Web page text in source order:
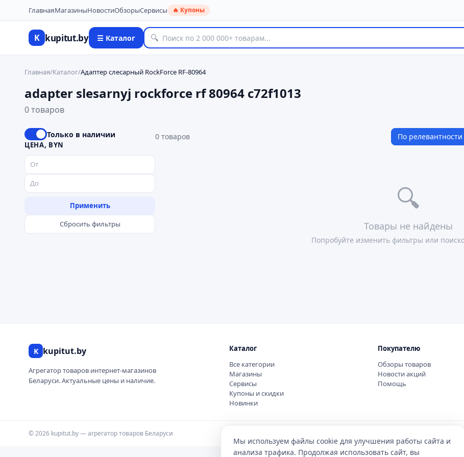
ГлавнаяМагазиныНовостиОбзорыСервисы 🔥 Купоны
K kupitut.by ☰ Каталог 🔍
Главная/Каталог/Адаптер слесарный RockForce RF-80964
adapter slesarnyj rockforce rf 80964 c72f1013
0 товаров
Только в наличии
ЦЕНА, BYN
Применить
Сбросить фильтры
0 товаров По релевантности
🔍
Товары не найдены
Попробуйте изменить фильтры или
K kupitut.by
Агрегатор товаров интернет-магазинов
Беларуси. Актуальные цены и наличие.
Каталог
Все категории
Магазины
Сервисы
Купоны и скидки
Новинки
Покупателю
Обзоры товаров
Новости акций
Помощь
© 2026 kupitut.by — агрегатор товаров Беларуси
Мы используем файлы cookie для улучшения работы сайта и
анализа трафика. Продолжая использовать сайт, вы